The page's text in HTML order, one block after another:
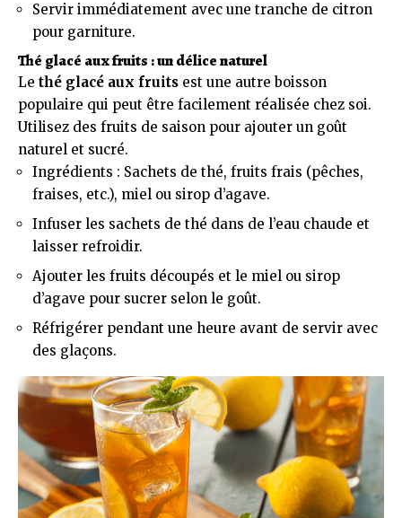
Servir immédiatement avec une tranche de citron
pour garniture.
Thé glacé aux fruits : un délice naturel
Le thé glacé aux fruits est une autre boisson
populaire qui peut être facilement réalisée chez soi.
Utilisez des fruits de saison pour ajouter un goût
naturel et sucré.
Ingrédients : Sachets de thé, fruits frais (pêches,
fraises, etc.), miel ou sirop d’agave.
Infuser les sachets de thé dans de l’eau chaude et
laisser refroidir.
Ajouter les fruits découpés et le miel ou sirop
d’agave pour sucrer selon le goût.
Réfrigérer pendant une heure avant de servir avec
des glaçons.